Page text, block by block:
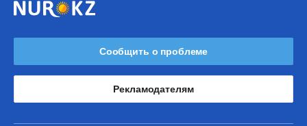
Сообщить о проблеме
Рекламодателям